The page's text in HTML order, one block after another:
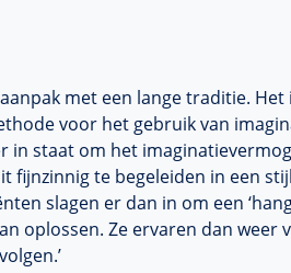
aanpak met een lange traditie.
voor het gebruik van
in staat om het
fijnzinnig te begeleiden in een
slagen er dan in om een
oplossen. Ze ervaren dan weer